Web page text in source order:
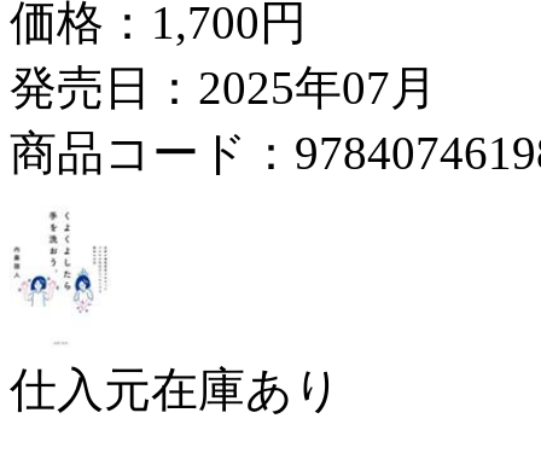
価格： 1,700円
発売日：2025年07月
商品コード：
仕入元在庫あり